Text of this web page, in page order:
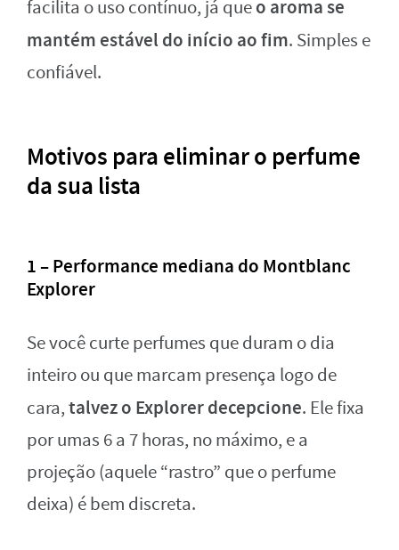
facilita o uso contínuo, já queo aroma se
mantém estável do início ao fim. Simples e
confiável.
Motivos para eliminar o perfume
da sua lista
1 – Performance mediana do Montblanc
Explorer
Se você curte perfumes que duram o dia
inteiro ou que marcam presença logo de
cara,talvez o Explorer decepcione. Ele fixa
por umas 6 a 7 horas, no máximo, e a
projeção (aquele “rastro” que o perfume
deixa) é bem discreta.